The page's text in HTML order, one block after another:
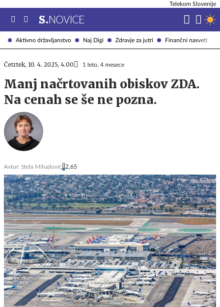
Aktivno državljanstvo Naj Digi Zdravje za jutri Finančni nasveti
Telekom Slovenije
Četrtek, 10. 4. 2025, 4.00 1 leto, 4 mesece
Manj načrtovanih obiskov ZDA.
Na cenah se še ne pozna.
Avtor: Stela Mihajlović 2,65